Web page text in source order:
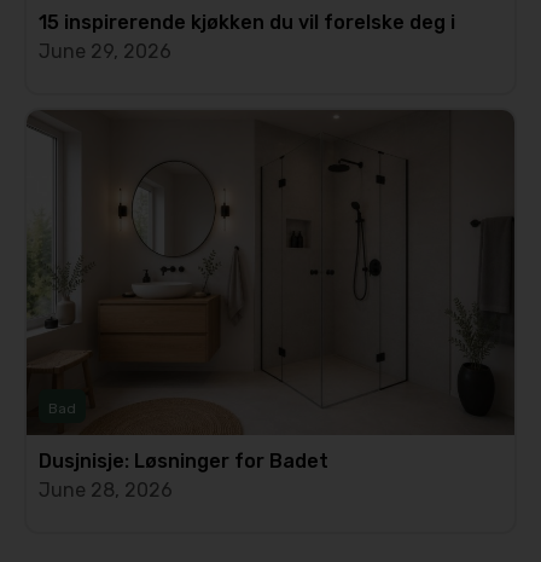
15 inspirerende kjøkken du vil forelske deg i
June 29, 2026
Bad
Dusjnisje: Løsninger for Badet
June 28, 2026